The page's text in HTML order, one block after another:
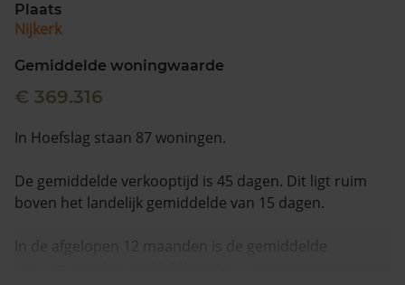
Plaats
Nijkerk
Gemiddelde woningwaarde
€ 369.316
In Hoefslag staan 87 woningen.
De gemiddelde verkooptijd is 45 dagen. Dit ligt ruim
boven het landelijk gemiddelde van 15 dagen.
In de afgelopen 12 maanden is de gemiddelde